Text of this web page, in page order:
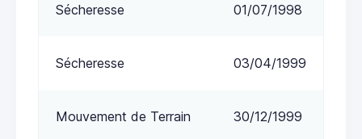
Sécheresse 01/07/1998
Sécheresse 03/04/1999
Mouvement de Terrain 30/12/1999